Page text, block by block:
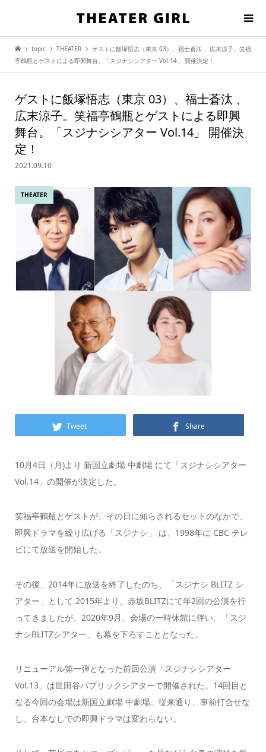
topic THEATER
ゲストに飯塚悟志（東京 03）、福士蒼汰 、広末涼子。笑福
亭鶴瓶とゲストによる即興舞台。「スジナシシアター Vol.14」 開催決定！
ゲストに飯塚悟志（東京 03）、福士蒼汰 、
広末涼子。笑福亭鶴瓶とゲストによる即興
舞台。「スジナシシアター Vol.14」 開催決
定！
2021.09.10
THEATER
Tweet Share
10月4日（月)より 新国立劇場 中劇場 にて「スジナシシアター
Vol.14」の開催が決定した。
笑福亭鶴瓶とゲストが、その日に知らされるセットのなかで、
即興ドラマを繰り広げる「スジナシ」 は、1998年に CBC テレ
ビにて放送を開始した。
その後、2014年に放送を終了したのち、「スジナシ BLITZ シ
アター」として 2015年より、赤坂BLITZにて年2回の公演を行
ってきましたが、2020年9月、会場の一時休館に伴い、「スジ
ナシBLITZシアター」も幕を下ろすこととなった。
リニューアル第一弾となった前回公演「スジナシシアター
Vol.13」は世田谷パブリックシアターで開催された。14回目と
なる今回の会場は新国立劇場 中劇場。従来通り、事前打合せな
し、台本なしでの即興ドラマは変わらない。